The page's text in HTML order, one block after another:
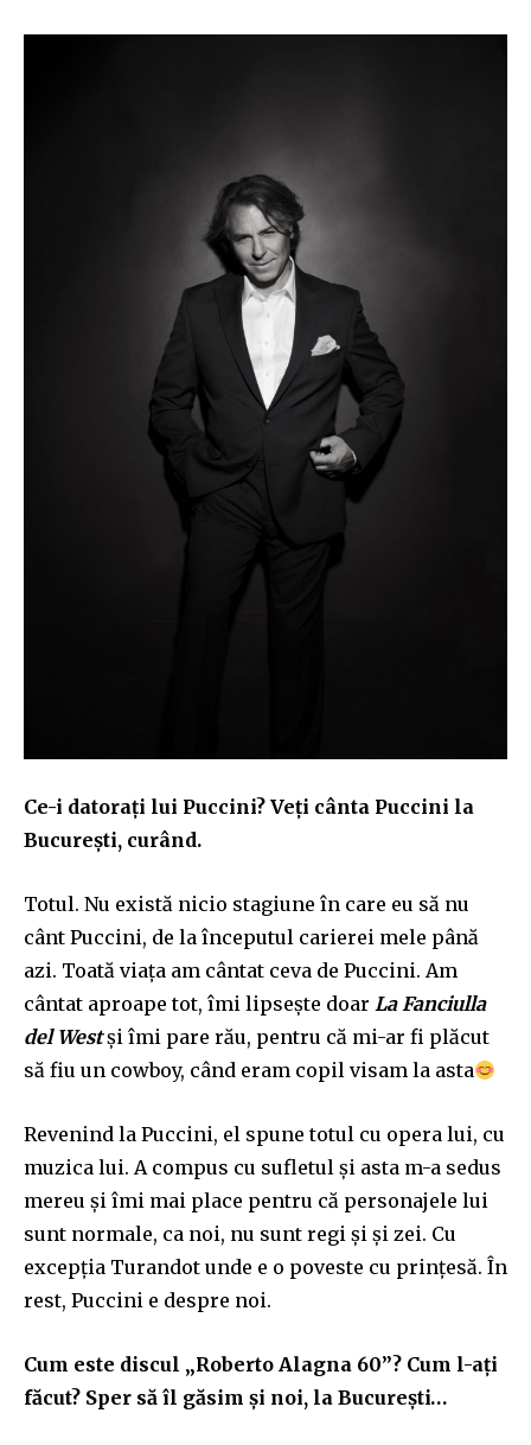
Ce-i datorați lui Puccini? Veți cânta Puccini la
București, curând.
Totul. Nu există nicio stagiune în care eu să nu
cânt Puccini, de la începutul carierei mele până
azi. Toată viața am cântat ceva de Puccini. Am
cântat aproape tot, îmi lipsește doar La Fanciulla
del West și îmi pare rău, pentru că mi-ar fi plăcut
să fiu un cowboy, când eram copil visam la asta
Revenind la Puccini, el spune totul cu opera lui, cu
muzica lui. A compus cu sufletul și asta m-a sedus
mereu și îmi mai place pentru că personajele lui
sunt normale, ca noi, nu sunt regi și și zei. Cu
excepția Turandot unde e o poveste cu prințesă. În
rest, Puccini e despre noi.
Cum este discul „Roberto Alagna 60”? Cum l-ați
făcut? Sper să îl găsim și noi, la București…